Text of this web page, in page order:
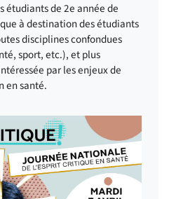
étudiants de 2e année de
à destination des étudiants
disciplines confondues
sport, etc.), et plus
par les enjeux de
en santé.